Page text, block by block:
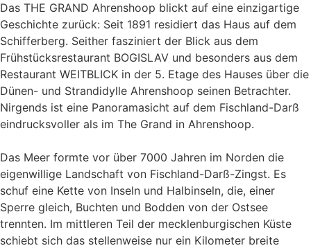
Das THE GRAND Ahrenshoop blickt auf eine einzigartige
Geschichte zurück: Seit 1891 residiert das Haus auf dem
Schifferberg. Seither fasziniert der Blick aus dem
Frühstücksrestaurant BOGISLAV und besonders aus dem
Restaurant WEITBLICK in der 5. Etage des Hauses über die
Dünen- und Strandidylle Ahrenshoop seinen Betrachter.
Nirgends ist eine Panoramasicht auf dem Fischland-Darß
eindrucksvoller als im The Grand in Ahrenshoop.
Das Meer formte vor über 7000 Jahren im Norden die
eigenwillige Landschaft von Fischland-Darß-Zingst. Es
schuf eine Kette von Inseln und Halbinseln, die, einer
Sperre gleich, Buchten und Bodden von der Ostsee
trennten. Im mittleren Teil der mecklenburgischen Küste
schiebt sich das stellenweise nur ein Kilometer breite